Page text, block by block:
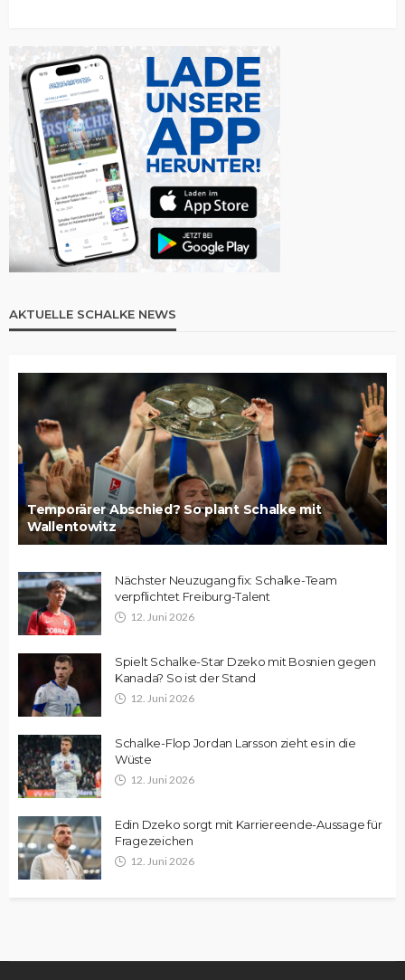
AKTUELLE SCHALKE NEWS
Temporärer Abschied? So plant Schalke mit
Wallentowitz
Nächster Neuzugang fix: Schalke-Team
verpflichtet Freiburg-Talent
12. Juni 2026
Spielt Schalke-Star Dzeko mit Bosnien gegen
Kanada? So ist der Stand
12. Juni 2026
Schalke-Flop Jordan Larsson zieht es in die
Wüste
12. Juni 2026
Edin Dzeko sorgt mit Karriereende-Aussage für
Fragezeichen
12. Juni 2026